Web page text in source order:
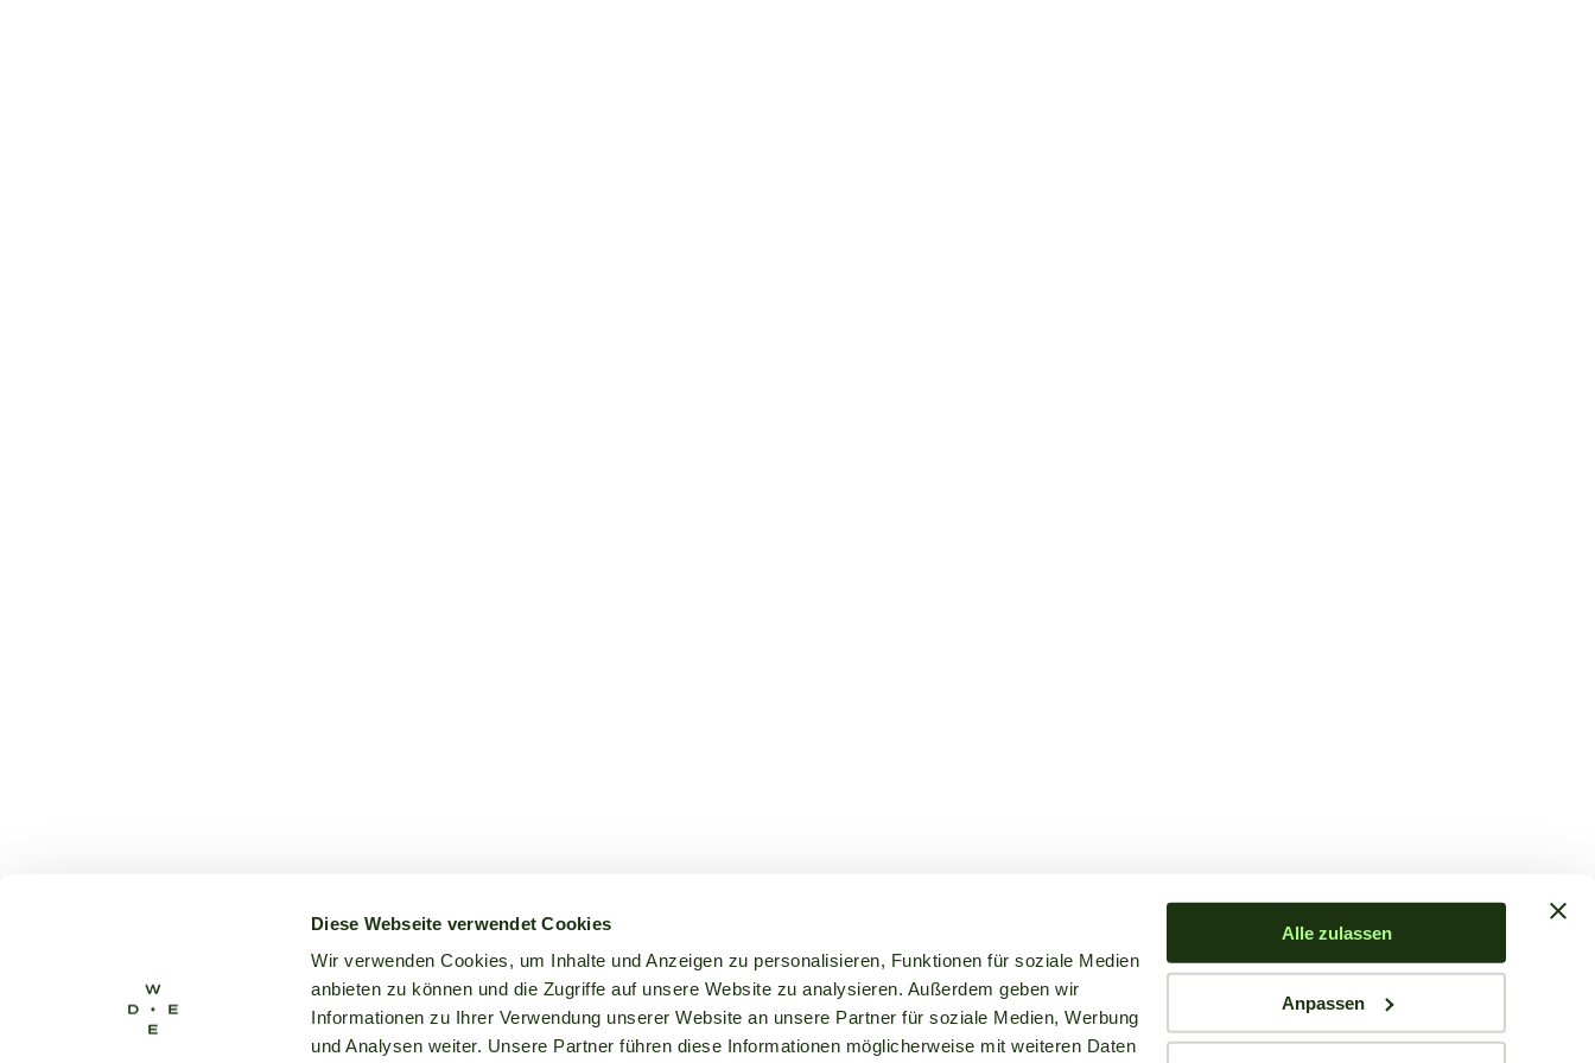
Diese Webseite verwendet Cookies
Wir verwenden Cookies, um Inhalte und Anzeigen zu personalisieren, Funktionen für soziale Medien
anbieten zu können und die Zugriffe auf unsere Website zu analysieren. Außerdem geben wir
Informationen zu Ihrer Verwendung unserer Website an unsere Partner für soziale Medien, Werbung
und Analysen weiter. Unsere Partner führen diese Informationen möglicherweise mit weiteren Daten
Alle zulassen
Anpassen